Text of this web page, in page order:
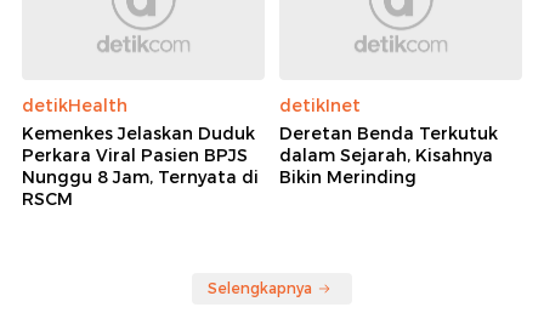
detikHealth
Kemenkes Jelaskan Duduk
Perkara Viral Pasien BPJS
Nunggu 8 Jam, Ternyata di
RSCM
detikInet
Deretan Benda Terkutuk
dalam Sejarah, Kisahnya
Bikin Merinding
Selengkapnya